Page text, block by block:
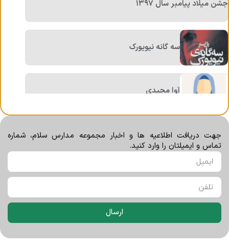
جشن میلاد پیامبر سال ۱۳۹۷
سه گانه نیویورک
آوا مجیدی
نمونه سوال ریاضی-پایه دهم
نمونه سوالات عربی – پایه دهم
فایده های روزه گرفتن
جهت دریافت اطلاعیه ها و اخبار مجموعه مدارس سلام، شماره
تماس و ایمیلتان را وارد کنید.
ارسال